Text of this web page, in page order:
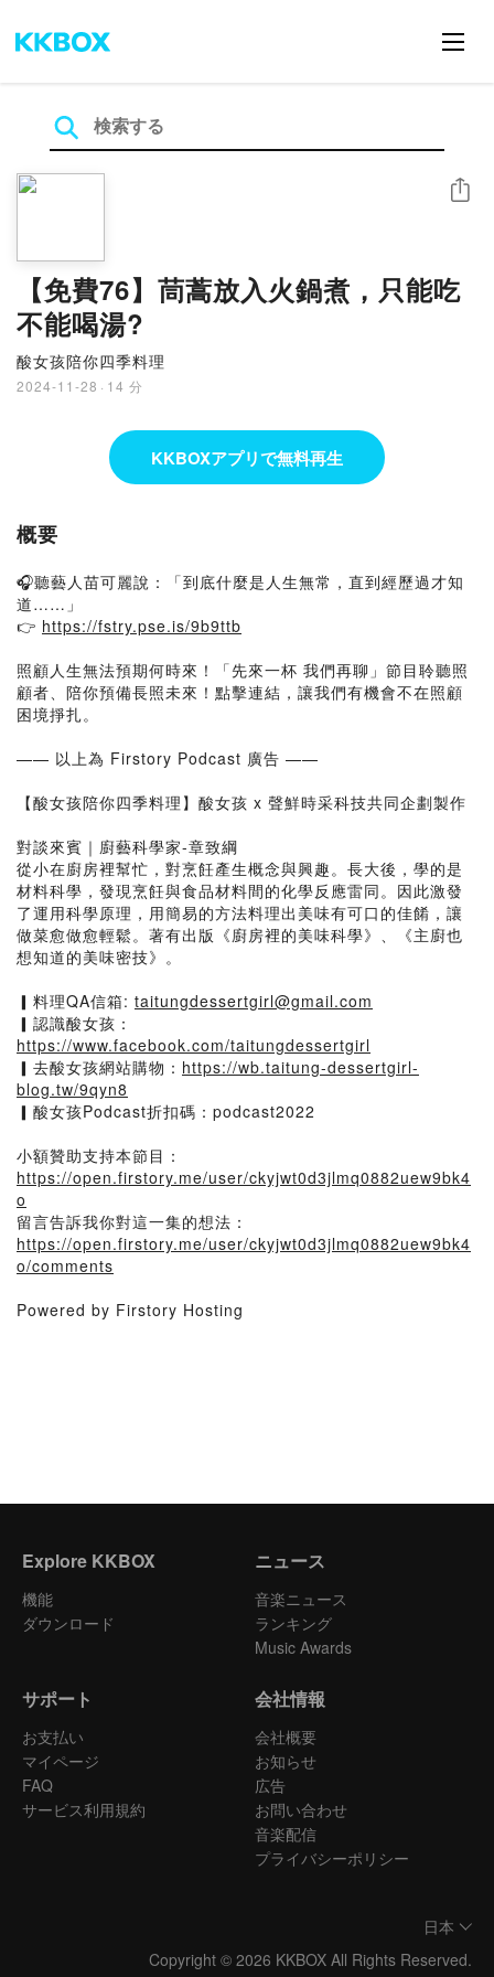
【免費76】茼蒿放入火鍋煮，只能吃
不能喝湯?
酸女孩陪你四季料理
2024-11-28 · 14 分
シェア
KKBOXアプリで無料再生
概要
🎧聽藝人苗可麗說：「到底什麼是人生無常，直到經歷過才知
道……」
👉 https://fstry.pse.is/9b9ttb
照顧人生無法預期何時來！「先來一杯 我們再聊」節目聆聽照
顧者、陪你預備長照未來！點擊連結，讓我們有機會不在照顧
困境掙扎。
—— 以上為 Firstory Podcast 廣告 ——
【酸女孩陪你四季料理】酸女孩 x 聲鮮時采科技共同企劃製作
對談來賓｜廚藝科學家-章致綱
從小在廚房裡幫忙，對烹飪產生概念與興趣。長大後，學的是
材料科學，發現烹飪與食品材料間的化學反應雷同。因此激發
了運用科學原理，用簡易的方法料理出美味有可口的佳餚，讓
做菜愈做愈輕鬆。著有出版《廚房裡的美味科學》、《主廚也
想知道的美味密技》。
▎料理QA信箱: taitungdessertgirl@gmail.com
▎認識酸女孩：
https://www.facebook.com/taitungdessertgirl
▎去酸女孩網站購物： https://wb.taitung-dessertgirl-
blog.tw/9qyn8
▎酸女孩Podcast折扣碼：podcast2022
小額贊助支持本節目：
https://open.firstory.me/user/ckyjwt0d3jlmq0882uew9bk4
o
留言告訴我你對這一集的想法：
https://open.firstory.me/user/ckyjwt0d3jlmq0882uew9bk4
o/comments
Powered by Firstory Hosting
Explore KKBOX
機能
ダウンロード
ニュース
音楽ニュース
ランキング
Music Awards
サポート
お支払い
マイページ
FAQ
サービス利用規約
会社情報
会社概要
お知らせ
広告
お問い合わせ
音楽配信
プライバシーポリシー
日本
Copyright © 2026 KKBOX All Rights Reserved.